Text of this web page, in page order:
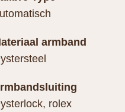
armband
rolex